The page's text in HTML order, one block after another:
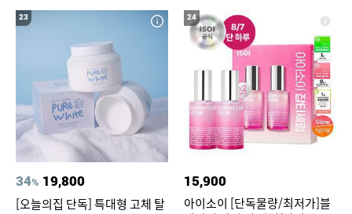
23
34% 19,800
[오늘의집 단독] 특대형 고체 탈
24
15,900
아이소이 [단독물량/최저가]블